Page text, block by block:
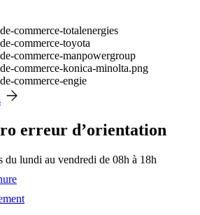
erreur d’orientation
du lundi au vendredi de 08h à 18h